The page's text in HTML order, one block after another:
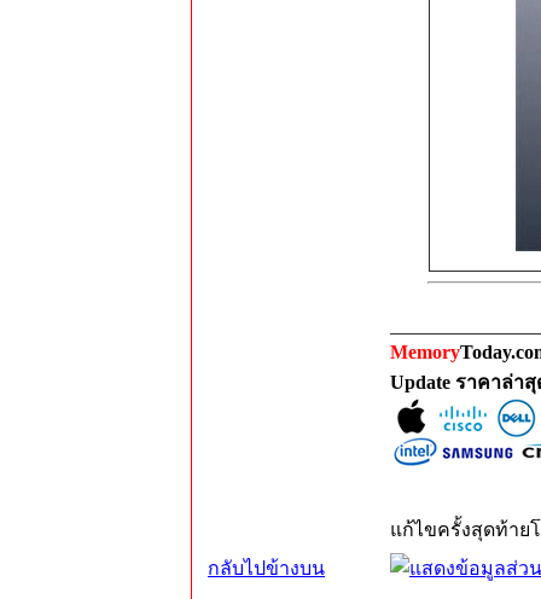
Memory
Update ราคาล่า
แก้ไขครั้งสุดท้ายโ
กลับไปข้างบน